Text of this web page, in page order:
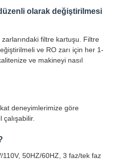
olarak değiştirilmesi
filtre kartuşu. Filtre
ve RO zarı için her 1-
ve makineyi nasıl
deneyimlerimize göre
50HZ/60HZ, 3 faz/tek faz